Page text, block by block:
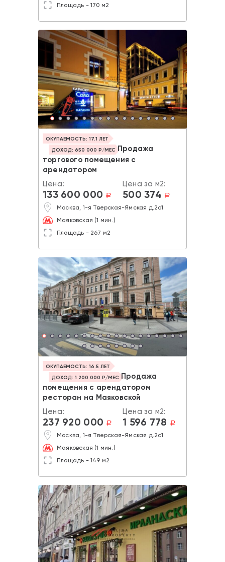
Площадь - 170 м2
ОКУПАЕМОСТЬ: 17.1 ЛЕТ
ДОХОД: 650 000 Р/МЕС Продажа
торгового помещения с
арендатором
Цена:
133 600 000 a
Цена за м2:
500 374 a
Москва, 1-я Тверская-Ямская д.2с1
Маяковская (1 мин.)
Площадь - 267 м2
ОКУПАЕМОСТЬ: 16.5 ЛЕТ
ДОХОД: 1 200 000 Р/МЕС Продажа
помещения с арендатором
ресторан на Маяковской
Цена:
237 920 000 a
Цена за м2:
1 596 778 a
Москва, 1-я Тверская-Ямская д.2с1
Маяковская (1 мин.)
Площадь - 149 м2